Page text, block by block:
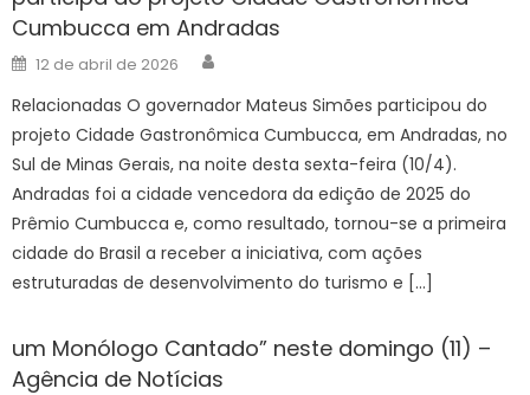
Cumbucca em Andradas
Posted
on
12 de abril de 2026
Relacionadas O governador Mateus Simões participou do
projeto Cidade Gastronômica Cumbucca, em Andradas, no
Sul de Minas Gerais, na noite desta sexta-feira (10/4).
Andradas foi a cidade vencedora da edição de 2025 do
Prêmio Cumbucca e, como resultado, tornou-se a primeira
cidade do Brasil a receber a iniciativa, com ações
estruturadas de desenvolvimento do turismo e […]
um Monólogo Cantado” neste domingo (11) –
Agência de Notícias